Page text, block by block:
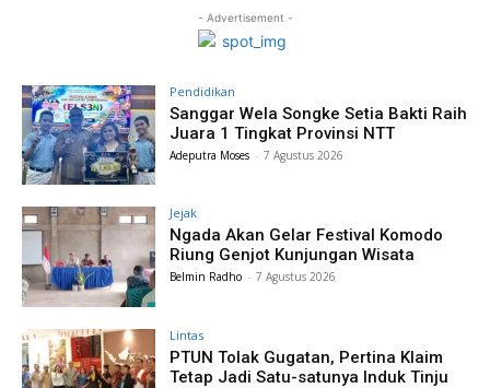
- Advertisement -
Pendidikan
Sanggar Wela Songke Setia Bakti Raih
Juara 1 Tingkat Provinsi NTT
Adeputra Moses - 7 Agustus 2026
Jejak
Ngada Akan Gelar Festival Komodo
Riung Genjot Kunjungan Wisata
Belmin Radho - 7 Agustus 2026
Lintas
PTUN Tolak Gugatan, Pertina Klaim
Tetap Jadi Satu-satunya Induk Tinju